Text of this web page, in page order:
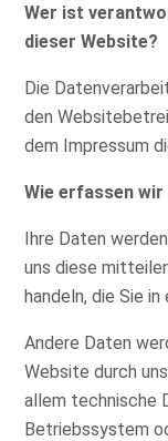
Wer ist
dieser Website?
Die
den
dem Impressum
Wie erfassen wir
Ihre Daten
uns diese
handeln, die Sie
Andere Daten
Website durch
allem technische
Betriebssystem